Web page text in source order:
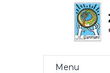
Menu